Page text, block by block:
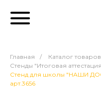
Главная / Каталог товаров
Стенды "Итоговая
Стенд для школы "НАШИ
арт.3656